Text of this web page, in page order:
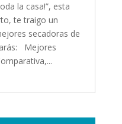
la casa!”, esta
te traigo un
secadoras de
Mejores